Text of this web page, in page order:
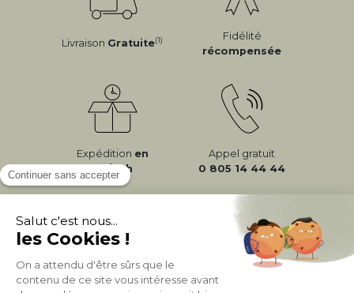
Livraison Gratuite(1)
Fidélité
récompensée
Expédition en
24/72h
Appel gratuit
0 805 14 44 44
À PROPOS DE MILIBOO